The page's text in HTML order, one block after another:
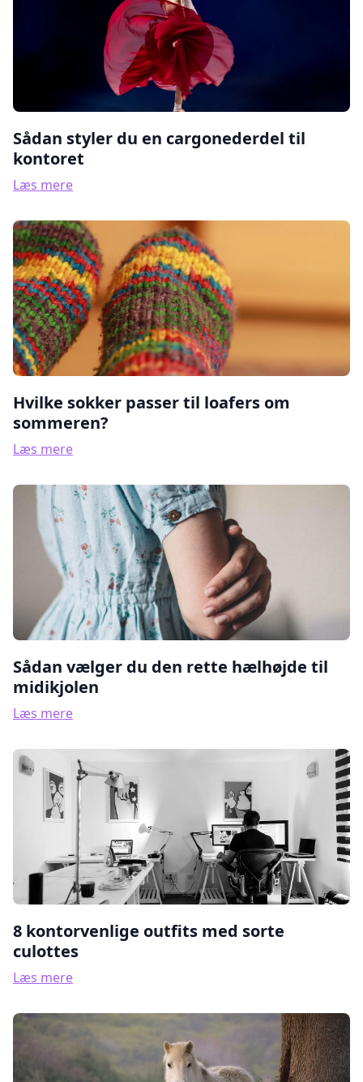
Sådan styler du en cargonederdel til
kontoret
Læs mere
Hvilke sokker passer til loafers om
sommeren?
Læs mere
Sådan vælger du den rette hælhøjde til
midikjolen
Læs mere
8 kontorvenlige outfits med sorte
culottes
Læs mere